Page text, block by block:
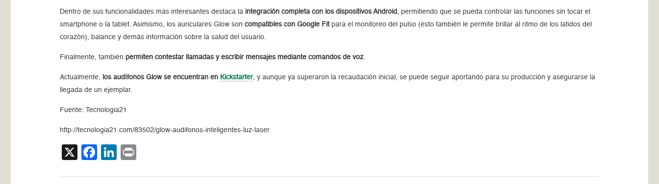
Dentro de sus funcionalidades más interesantes destaca la integración completa con los dispositivos Android
, permitiendo que se pueda controlar las funciones sin tocar el
smartphone o la tablet. Asimismo, los auriculares Glow soncompatibles con Google Fitpara el monitoreo del pulso (esto también le permite brillar al ritmo de los latidos del
corazón), balance y demás información sobre la salud del usuario.
Finalmente, también permiten contestar llamadas y escribir mensajes mediante comandos de voz
Actualmente, los audífonos Glow se encuentran en Kickstarter , y aunque ya superaron la recaudación inicial, se puede seguir aportando para su producción y asegurarse la
llegada de un ejemplar.
Fuente: Tecnologia21
http://tecnologia21.com/83502/glow-audifonos-inteligentes-luz-laser
X Facebook
LinkedIn